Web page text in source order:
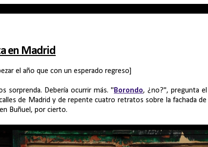
en Madrid
el año que con un esperado regreso]
sorprenda. Debería ocurrir más. " Borondo, ¿no?", pregunta
de Madrid y de repente cuatro retratos sobre la fachada
Buñuel, por cierto.